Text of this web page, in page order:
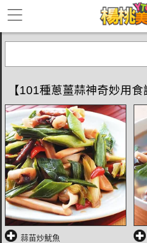
【101種蔥薑蒜神奇妙用
蒜苗炒魷魚